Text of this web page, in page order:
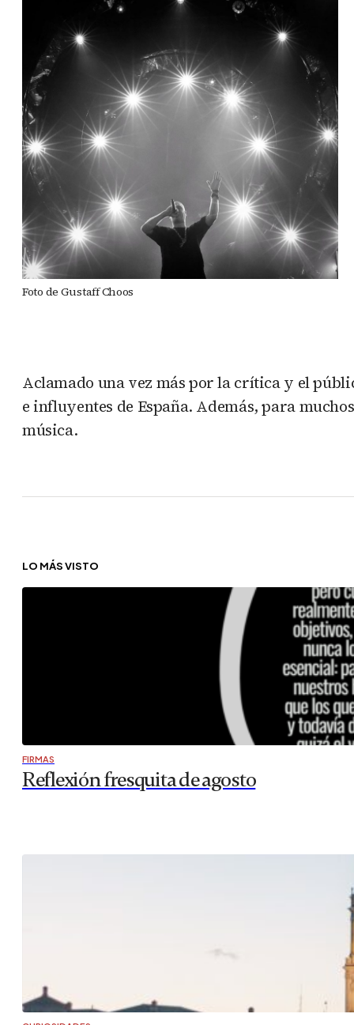
Foto de Gustaff Choos
Aclamado una vez más por la crítica y el
e influyentes de España. Además, para
música.
LO MÁS VISTO
FIRMAS
Reflexión fresquita de agosto